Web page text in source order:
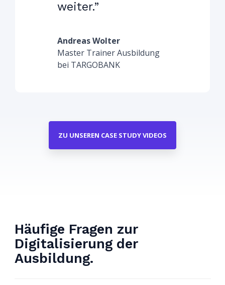
weiter.”
Andreas Wolter
Master Trainer Ausbildung
bei TARGOBANK
ZU UNSEREN CASE STUDY VIDEOS
Häufige Fragen zur
Digitalisierung der
Ausbildung.